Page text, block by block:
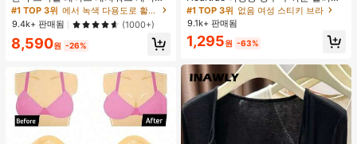
탱크 탑, Y2K 에스테틱, 스트리트웨어
캐주얼 여름
#1 TOP 3위
에서 녹색 다용도로 활용 가능한 데일리 탑
9.4k+ 판매됨
(1000+)
8,590원 -26%
가슴 페탈, 작은 가슴 리프트업 & 푸시
인용, 웨딩 촬영 및 들러리용
#1 TOP 3위 없음 여성 스티키 브라
9.1k+ 판매됨
1,295원 -63%